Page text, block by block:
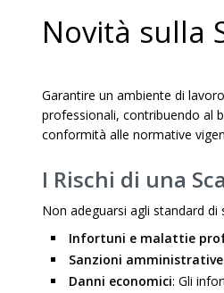
Novità sulla
Garantire un ambiente di
professionali, contribuendo al
conformità alle normative
I Rischi di una
Non adeguarsi agli standard di
Infortuni e malattie
Sanzioni
Danni economici: Gli